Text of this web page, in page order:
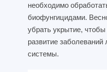
необходимо
биофунгицидами.
убрать укрытие,
развитие заболеваний
системы.